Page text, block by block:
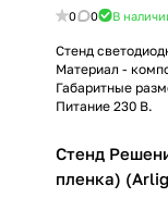
0 0 В
Стенд
Материал -
Габаритные
Питание 230 В.
Стенд
пленка)